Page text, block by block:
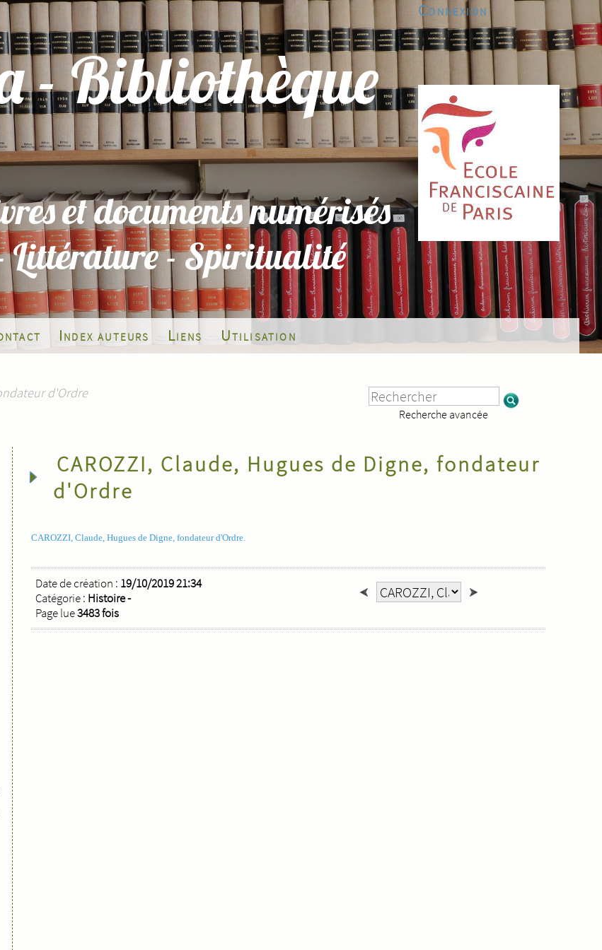
Connexion
Index auteurs Liens Utilisation
d'Ordre
Recherche avancée
CAROZZI, Claude, Hugues de Digne, fondateur
d'Ordre
CAROZZI, Claude, Hugues de Digne, fondateur d'Ordre.
Date de création : 19/10/2019 21:34
Catégorie : Histoire -
Page lue3483 fois